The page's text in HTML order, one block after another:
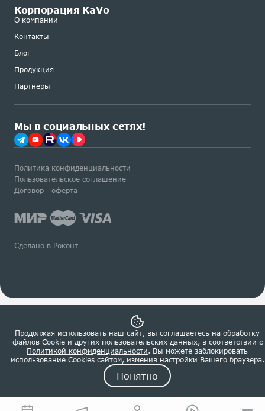
Корпорация KaVo
О компании
Контакты
Блог
Продукция
Партнеры
Мы в социальных сетях!
Политика конфиденциальности
Пользовательское соглашение
Договор - оферта
Сделано в Роконт
Продолжая использовать наш сайт, вы соглашаетесь на обработку
файлов Сookie и других пользовательских данных, в соответствии с
Политикой конфиденциальности. Вы можете заблокировать
использование Cookies сайтом, изменив настройки Вашего браузера.
Понятно